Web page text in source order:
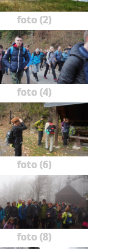
foto (2)
foto (4)
foto (6)
foto (8)